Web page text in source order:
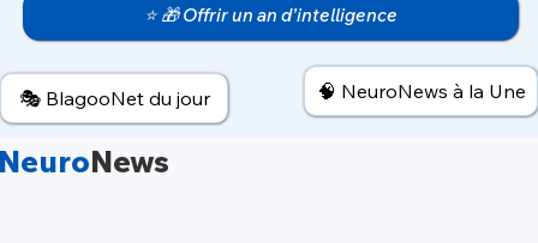
News
🎭 BlagooNet du jour
⭐ 🎁 Offrir un an d’intelligence
🧠 NeuroNews à la Une